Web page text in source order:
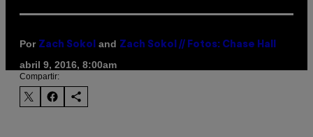
Por Zach Sokol and Zach Sokol // Fotos: Chase Hall
abril 9, 2016, 8:00am
Compartir: